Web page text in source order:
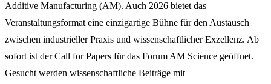
Additive Manufacturing (AM). Auch 2026 bietet das
Veranstaltungsformat eine einzigartige Bühne für den Austausch
zwischen industrieller Praxis und wissenschaftlicher Exzellenz. Ab
sofort ist der Call for Papers für das Forum AM Science geöffnet.
Gesucht werden wissenschaftliche Beiträge mit